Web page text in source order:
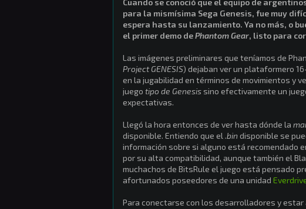
Cuando se conoció que el equipo de
para la mismísima Sega Genesis, fue muy
espera hasta su lanzamiento. Ya no más, o
el primer demo dePhantom Gear, listo para
Las imágenes preliminares que teníamos de
Project GENESIS) dejaban ver un plataformero
en la jugabilidad en términos de movimientos y
juego tipo de Genesis sino efectivamente un
expectativas.
Llegó la hora entonces de ver hasta dónde la
disponible. Entiendo que el .bindisponible se
información sobre si alguno está recomendado
por su alta compatibilidad, aunque también el
muchachos de BitsRule el juego está pensado
afortunados poseedores de una unidad
Para conectarse con los desarrolladores y